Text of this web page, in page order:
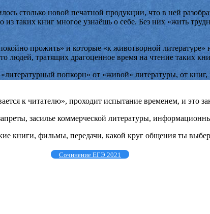
столько новой печатной продукции, что в ней
из таких книг многое узнаёшь о себе. Без них «жить
прожить» и которые «к животворной
людей, тратящих драгоценное время на чтение таких
попкорн» от «живой» литературы, от
к читателю», проходит испытание временем, и это
засилье коммерческой литературы,
книги, фильмы, передачи, какой круг общения ты
Сочинение ЕГЭ 2021